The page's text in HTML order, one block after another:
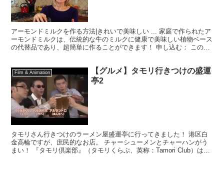
アーモンドミルクを作る方法|きれいで美味しい ... 家庭で作られたア
ーモンドミルクは、伝統的な牛のミルクに健康で美味しい植物ベース
の代替品であり、超簡単に作ることができます！ 申し込む： このレ
Film & Animation
【グルメ】タモリ行きつけの盛運
亭2
タモリさん行きつけのラーメン屋盛運亭に行ってきました！ 港区白
金高輪ですが、庶民的なお店。 チャーシューメンとチャーハンがう
まい！ 『タモリ倶楽部』（タモリくらぶ、英称：Tamori Club）は、